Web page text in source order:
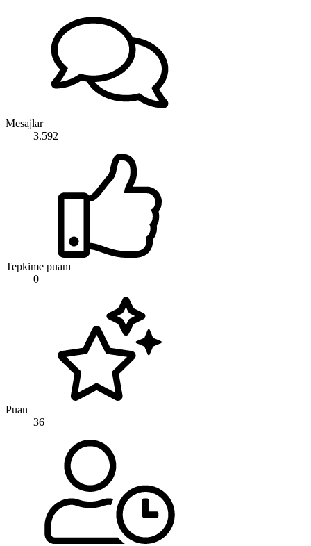
Mesajlar
3.592
Tepkime puanı
0
Puan
36